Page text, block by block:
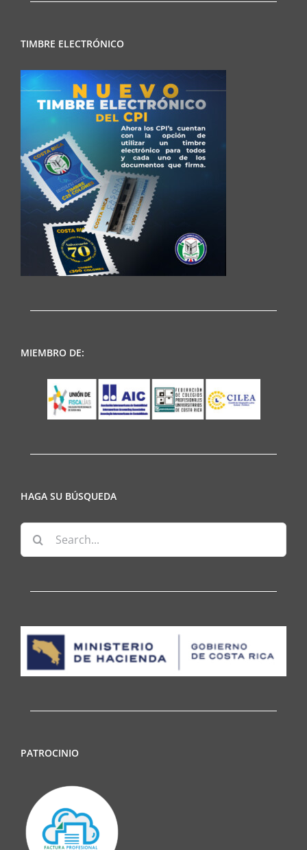
TIMBRE ELECTRÓNICO
MIEMBRO DE:
HAGA SU BÚSQUEDA
Search
for:
PATROCINIO